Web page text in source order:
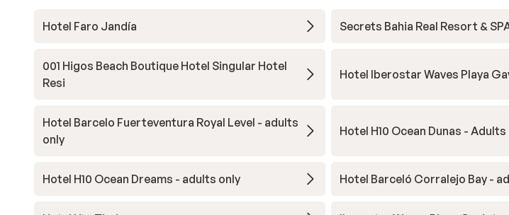
Hotel Faro Jandía Secrets Bahia Real Resort &
001 Higos Beach Boutique Hotel Singular Hotel
Resi
Hotel Iberostar Waves Playa
Hotel Barcelo Fuerteventura Royal Level - adults
only
Hotel H10 Ocean Dunas - Adults
Hotel H10 Ocean Dreams - adults only Hotel Barceló Corralejo Bay -